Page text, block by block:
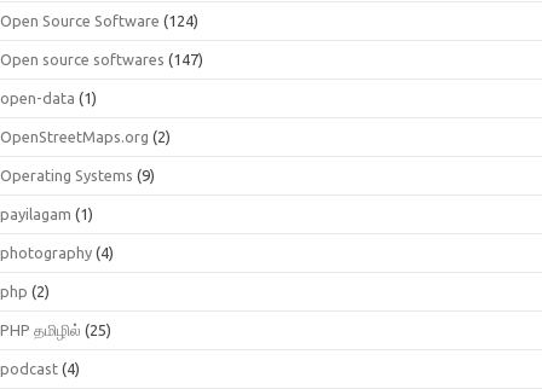
Open Source Software (124)
Open source softwares (147)
open-data (1)
OpenStreetMaps.org (2)
Operating Systems (9)
payilagam (1)
photography (4)
php (2)
PHP தமிழில் (25)
podcast (4)